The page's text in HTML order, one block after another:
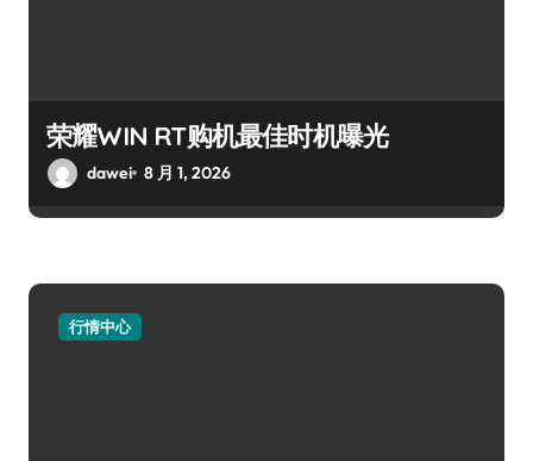
荣耀WIN RT购机最佳时机曝光
dawei 8 月 1, 2026
行情中心